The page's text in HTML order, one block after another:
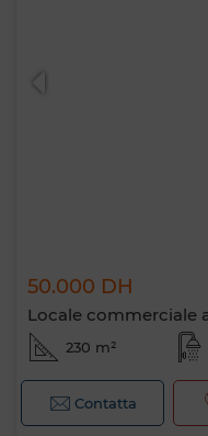
50.000 DH
Locale commerciale
230 m²
Contatta